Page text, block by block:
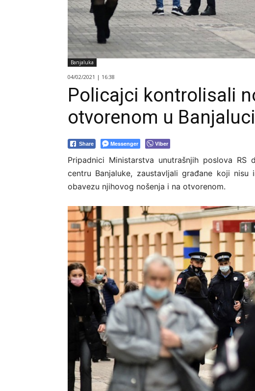
Banjaluka
04/02/2021 | 16:38
Policajci kontrolisali
otvorenom u
Share Messenger Viber
Pripadnici Ministarstva unutrašnjih poslova
centru Banjaluke, zaustavljali građane koji
obavezu njihovog nošenja i na otvorenom.